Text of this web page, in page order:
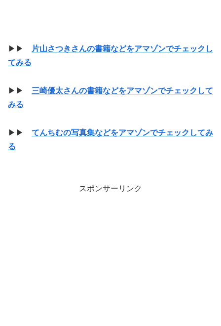
▶▶
片山さつきさんの書籍などをアマゾンでチェックし
てみる
▶▶ 三崎優太さんの書籍などをアマゾンでチェックして
みる
▶▶ てんちむの写真集などをアマゾンでチェックしてみ
る
スポンサーリンク